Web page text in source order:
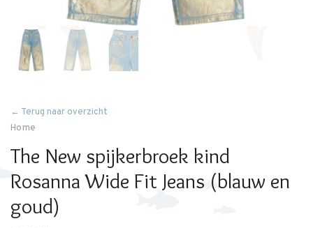
← Terug naar overzicht
Home
The New spijkerbroek kind
Rosanna Wide Fit Jeans (blauw en
goud)